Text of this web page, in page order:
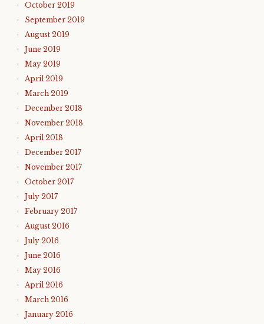
October 2019
September 2019
August 2019
June 2019
May 2019
April 2019
March 2019
December 2018
November 2018
April 2018
December 2017
November 2017
October 2017
July 2017
February 2017
August 2016
July 2016
June 2016
May 2016
April 2016
March 2016
January 2016